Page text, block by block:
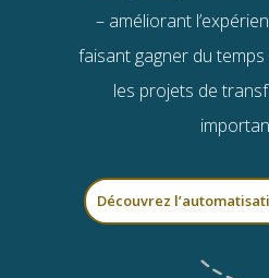
– améliorant
faisant gagner du temps
les projets de
Découvrez